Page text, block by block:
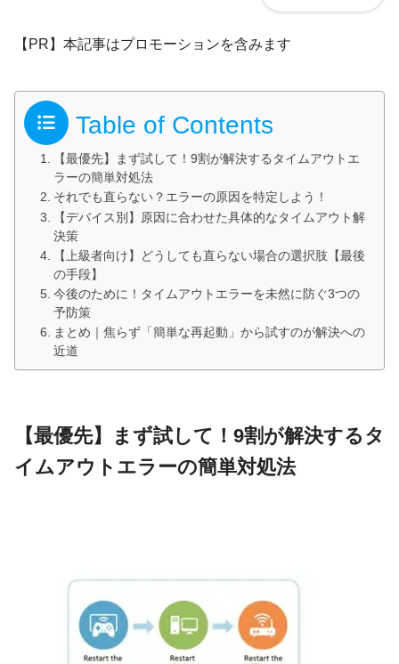
【PR】本記事はプロモーションを含みます
Table of Contents
【最優先】まず試して！9割が解決するタイムアウトエ
ラーの簡単対処法
それでも直らない？エラーの原因を特定しよう！
【デバイス別】原因に合わせた具体的なタイムアウト解
決策
【上級者向け】どうしても直らない場合の選択肢【最後
の手段】
今後のために！タイムアウトエラーを未然に防ぐ3つの
予防策
まとめ｜焦らず「簡単な再起動」から試すのが解決への
近道
【最優先】まず試して！9割が解決するタ
イムアウトエラーの簡単対処法